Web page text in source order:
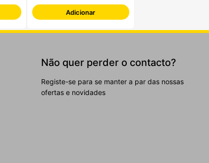
Adicionar
Não quer perder o contacto?
Registe-se para se manter a par das nossas
ofertas e novidades